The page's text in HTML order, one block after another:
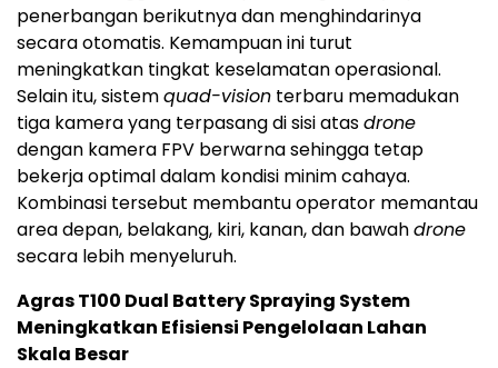
penerbangan berikutnya dan menghindarinya
secara otomatis. Kemampuan ini turut
meningkatkan tingkat keselamatan operasional.
Selain itu, sistemquad-vision terbaru memadukan
tiga kamera yang terpasang di sisi atasdrone
dengan kamera FPV berwarna sehingga tetap
bekerja optimal dalam kondisi minim cahaya.
Kombinasi tersebut membantu operator memantau
area depan, belakang, kiri, kanan, dan bawahdrone
secara lebih menyeluruh.
Agras T100 Dual Battery Spraying System
Meningkatkan Efisiensi Pengelolaan Lahan
Skala Besar